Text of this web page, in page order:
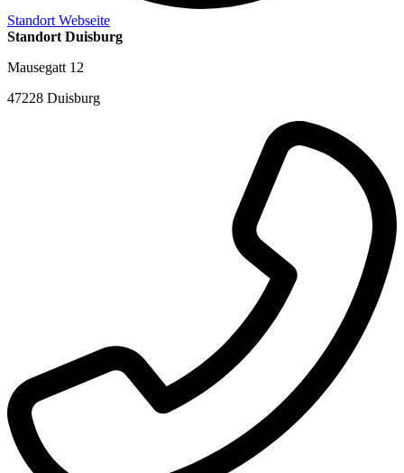
Standort Webseite
Standort Duisburg
Mausegatt 12
47228 Duisburg